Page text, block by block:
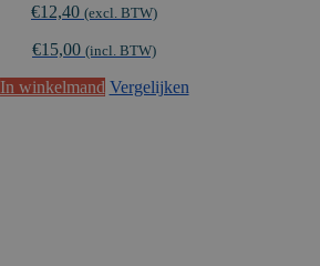
€12,40 (excl. BTW)
€15,00 (incl. BTW)
In winkelmand Vergelijken